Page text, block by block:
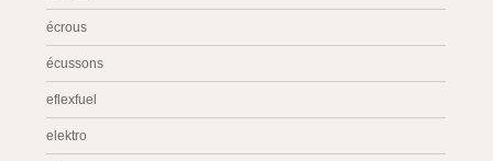
écrous
écussons
eflexfuel
elektro